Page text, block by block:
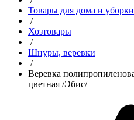
Товары для дома и уборки
/
Хозтовары
/
Шнуры, веревки
/
Веревка
цветная /Эбис/